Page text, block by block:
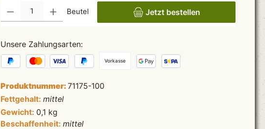
Beutel Jetzt bestellen
Unsere Zahlungsarten:
Vorkasse
Produktnummer:71175-100
Fettgehalt:mittel
Gewicht: 0,1 kg
Beschaffenheit:mittel